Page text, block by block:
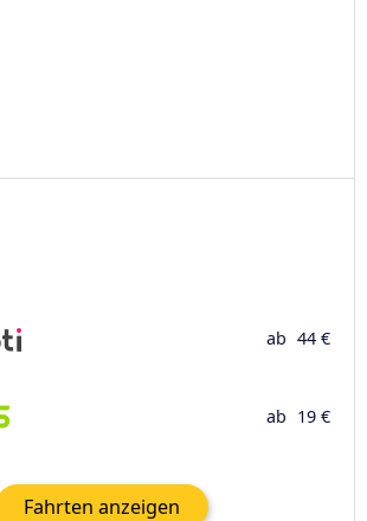
ab 44 €
ab 19 €
Fahrten anzeigen